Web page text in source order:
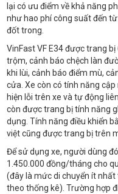
lại có ưu điểm về khả năng
như hao phí công suất đến
đốt trong.
VinFast VF E34 được trang
trộm, cảnh báo chệch làn
khi lùi, cảnh báo điểm mù,
cửa. Xe còn có tính năng
hiện lỗi trên xe và tự động
còn được trang bị tính năng
dụng. Tính năng điều khiển
việt cũng được trang bị trên
Để sử dụng xe, người dùng
1.450.000 đồng/tháng cho
(đây là mức di chuyển ít
theo thống kê). Trường hợp